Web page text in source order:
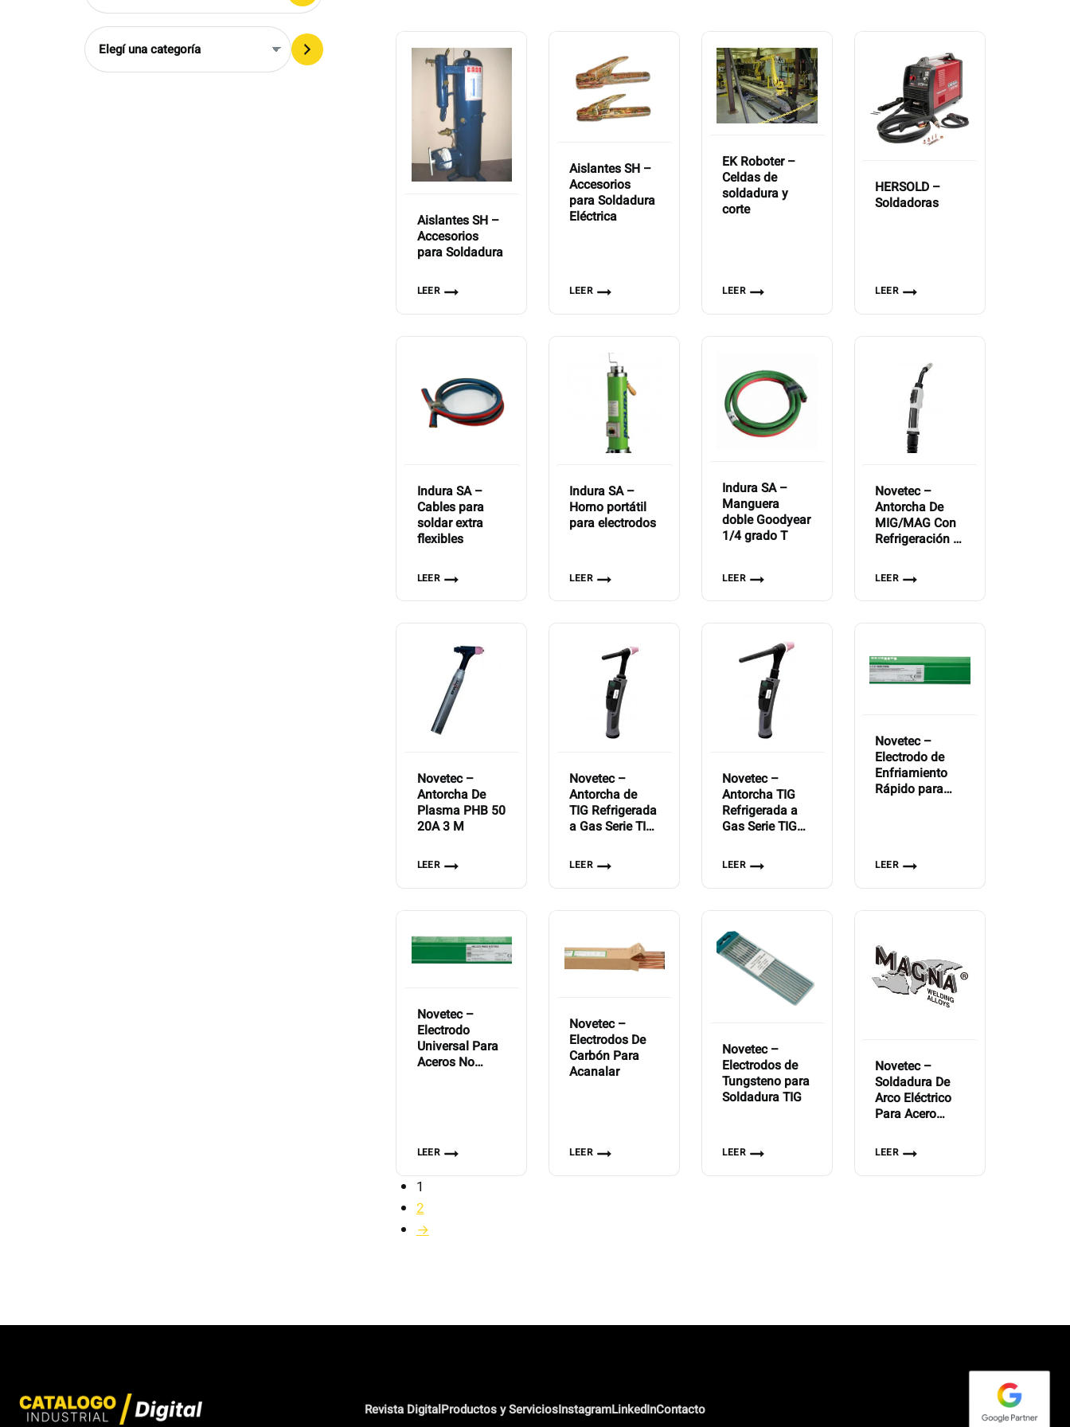
Aislantes SH –
Accesorios
para Soldadura
LEER
Aislantes SH –
Accesorios
para Soldadura
Eléctrica
LEER
EK Roboter –
Celdas de
soldadura y
corte
LEER
HERSOLD –
Soldadoras
LEER
Indura SA –
Cables para
soldar extra
flexibles
LEER
Indura SA –
Horno portátil
para electrodos
LEER
Indura SA –
Manguera
doble Goodyear
1/4 grado T
LEER
Novetec –
Antorcha De
MIG/MAG Con
Refrigeración A
221 CG 2U/D
M7 3 m
LEER
Novetec –
Antorcha De
Plasma PHB 50
20A 3 M
LEER
Novetec –
Antorcha de
TIG Refrigerada
a Gas Serie TIG
GRIP RETOX
HFL 4m
LEER
Novetec –
Antorcha TIG
Refrigerada a
Gas Serie TIG
12P RETOX
HFL 4m
LEER
Novetec –
Electrodo de
Enfriamiento
Rápido para
LEER
Novetec –
Electrodo
Universal Para
Aceros No
LEER
Novetec –
Electrodos De
Carbón Para
Acanalar
LEER
Novetec –
Electrodos de
Tungsteno para
Soldadura TIG
LEER
Novetec –
Soldadura De
Arco Eléctrico
Para Acero
Gold
LEER
1
2
→
Elegí
una
categoría
Revista DigitalProductos y ServiciosInstagramLinkedInContacto